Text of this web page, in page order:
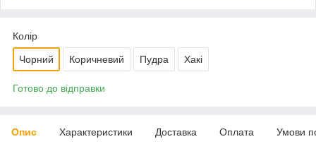
Колір
Чорний Коричневий Пудра Хакі
Готово до відправки
Опис Характеристики Доставка Оплата Умови